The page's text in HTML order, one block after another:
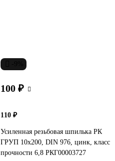
100 ₽
110 ₽
Усиленная резьбовая шпилька РК
ГРУП 10x200, DIN 976, цинк, класс
прочности 6,8 РКГ00003727